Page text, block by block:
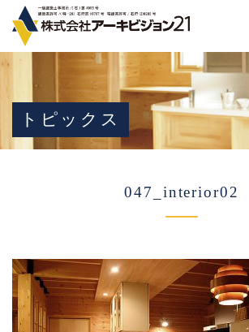
トピックス
047_interior02